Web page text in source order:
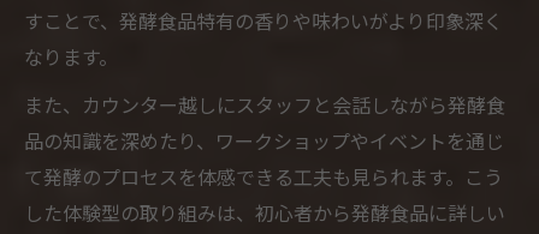
すことで、発酵食品特有の香りや味わいがより印象深く
なります。
また、カウンター越しにスタッフと会話しながら発酵食
品の知識を深めたり、ワークショップやイベントを通じ
て発酵のプロセスを体感できる工夫も見られます。こう
した体験型の取り組みは、初心者から発酵食品に詳しい